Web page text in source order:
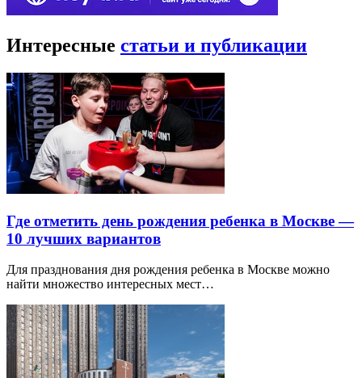
Интересные статьи и публикации
Где отметить день рождения ребенка в Москве —
10 лучших вариантов
Для празднования дня рождения ребенка в Москве можно
найти множество интересных мест…